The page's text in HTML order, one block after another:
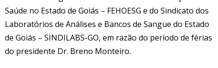
Saúde no Estado de Goiás – FEHOESG e do Sindicato dos
Laboratórios de Análises e Bancos de Sangue do Estado
de Goiás – SINDILABS-GO, em razão do período de férias
do presidente Dr. Breno Monteiro.